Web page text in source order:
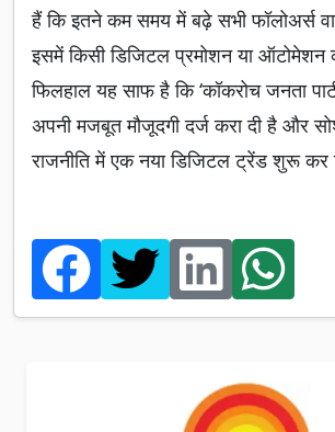
हैं कि इतने कम समय में बढ़े सभी फॉलोअर्स
इसमें किसी डिजिटल प्रमोशन या ऑटोमेशन
फिलहाल यह साफ है कि ‘कॉकरोच जनता
अपनी मजबूत मौजूदगी दर्ज करा दी है और
राजनीति में एक नया डिजिटल ट्रेंड शुरू कर